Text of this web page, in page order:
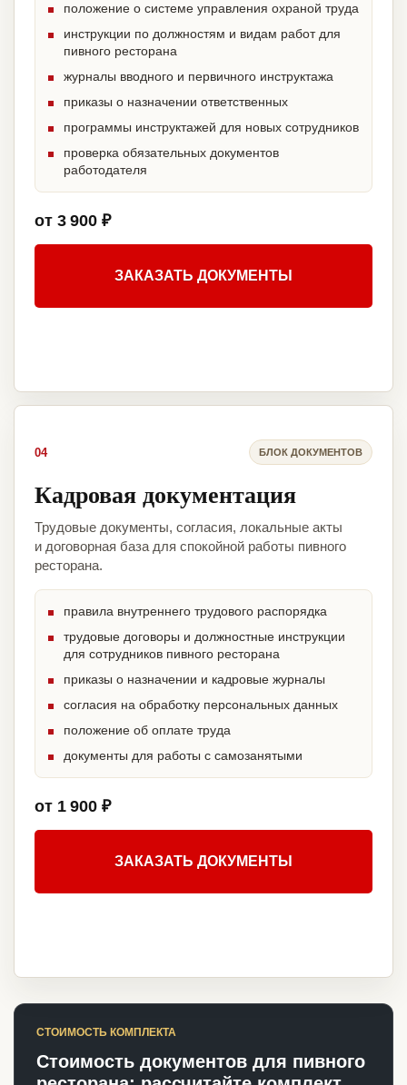
положение о системе управления охраной труда
инструкции по должностям и видам работ для
пивного ресторана
журналы вводного и первичного инструктажа
приказы о назначении ответственных
программы инструктажей для новых сотрудников
проверка обязательных документов
работодателя
от 3 900 ₽
ЗАКАЗАТЬ ДОКУМЕНТЫ
04 БЛОК ДОКУМЕНТОВ
Кадровая документация
Трудовые документы, согласия, локальные акты
и договорная база для спокойной работы пивного
ресторана.
правила внутреннего трудового распорядка
трудовые договоры и должностные инструкции
для сотрудников пивного ресторана
приказы о назначении и кадровые журналы
согласия на обработку персональных данных
положение об оплате труда
документы для работы с самозанятыми
от 1 900 ₽
ЗАКАЗАТЬ ДОКУМЕНТЫ
СТОИМОСТЬ КОМПЛЕКТА
Стоимость документов для пивного